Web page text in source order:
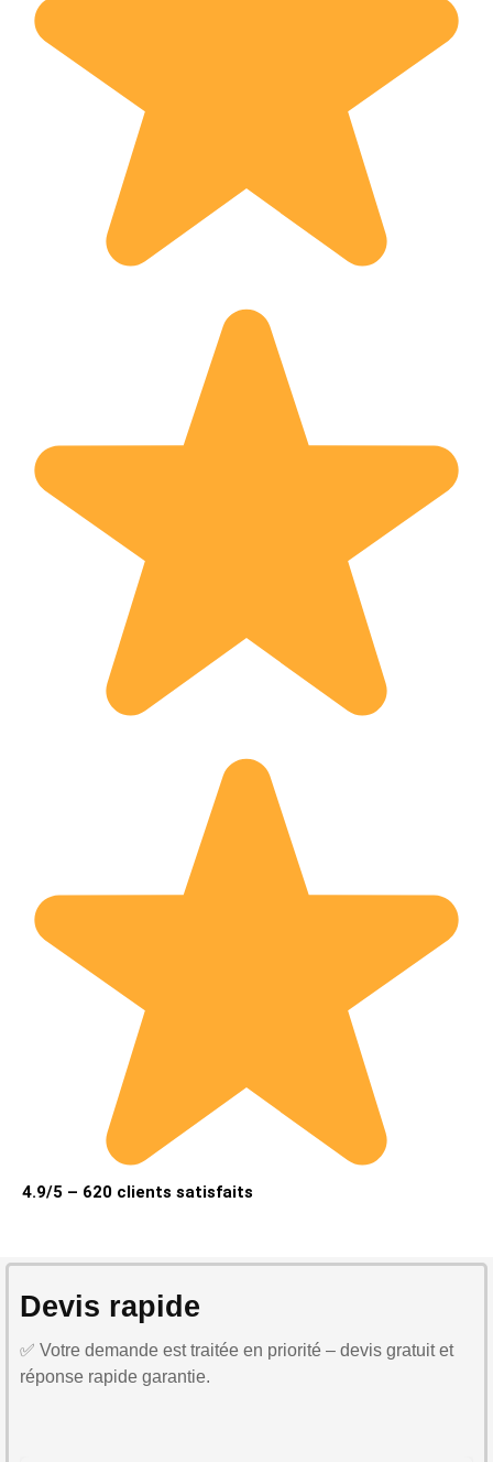
4.9/5 – 620 clients satisfaits
Devis rapide
✅ Votre demande est traitée en priorité – devis gratuit et
réponse rapide garantie.